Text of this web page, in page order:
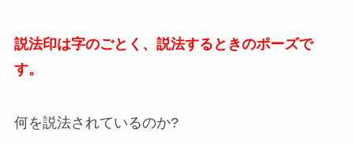
説法印は字のごとく、説法するときのポーズで
す。
何を説法されているのか?